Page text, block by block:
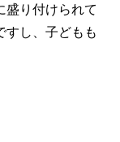
盛り付けられて
すし、子どもも